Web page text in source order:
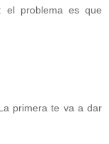
el problema es que
primera te va a dar